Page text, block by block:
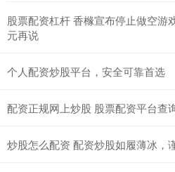
股票配资杠杆 香橼宣布停止做空游
元再说
个人配资炒股平台，安全可靠首选
配资正规网上炒股 股票配资平台查
炒股怎么配资 配资炒股如履薄冰，